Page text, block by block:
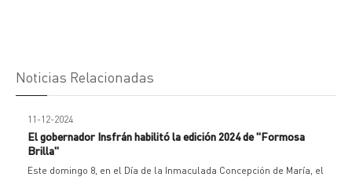
Noticias Relacionadas
11-12-2024
El gobernador Insfrán habilitó la edición 2024 de "Formosa
Brilla"
Este domingo 8, en el Día de la Inmaculada Concepción de María, el